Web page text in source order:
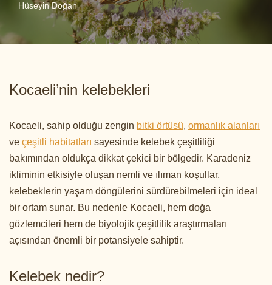
Hüseyin Doğan
Kocaeli’nin kelebekleri
Kocaeli, sahip olduğu zengin bitki örtüsü, ormanlık alanları
ve çeşitli habitatları sayesinde kelebek çeşitliliği
bakımından oldukça dikkat çekici bir bölgedir. Karadeniz
ikliminin etkisiyle oluşan nemli ve ılıman koşullar,
kelebeklerin yaşam döngülerini sürdürebilmeleri için ideal
bir ortam sunar. Bu nedenle Kocaeli, hem doğa
gözlemcileri hem de biyolojik çeşitlilik araştırmaları
açısından önemli bir potansiyele sahiptir.
Kelebek nedir?